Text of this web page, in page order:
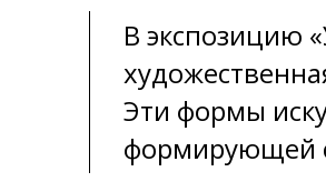
В экспозицию
Эти формы
формирующей